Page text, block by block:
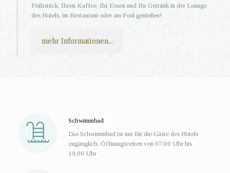
Frühstück, Ihren Kaffee, Ihr Essen und Ihr Getränk in der Lounge
des Hotels, im Restaurant oder am Pool genießen!
mehr Informationen...
Schwimmbad
Das Schwimmbad ist nur für die Gäste des Hotels
zugänglich. Öffnungszeiten von 07:00 Uhr bis
19:00 Uhr